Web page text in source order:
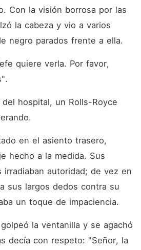
Con la visión borrosa por las
la cabeza y vio a varios
negro parados frente a ella.
quiere verla. Por favor,
hospital, un Rolls-Royce
en el asiento trasero,
hecho a la medida. Sus
irradiaban autoridad; de vez en
sus largos dedos contra su
un toque de impaciencia.
la ventanilla y se agachó
decía con respeto: "Señor, la